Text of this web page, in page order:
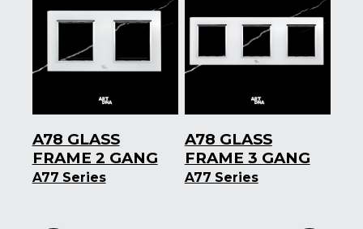
A78 GLASS
FRAME 2 GANG
A77 Series
A78 GLASS
FRAME 3 GANG
A77 Series